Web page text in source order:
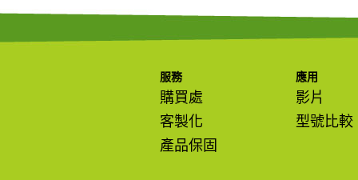
服務
購買處
客製化
產品保固
應用
影片
型號比較